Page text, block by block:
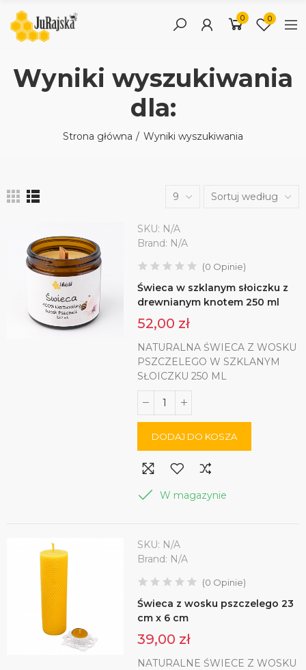
0 0
Wyniki wyszukiwania
dla:
Strona główna Wyniki wyszukiwania
9 Sortuj według
SKU: N/A
Brand: N/A
(0 Opinie)
Świeca w szklanym słoiczku z
drewnianym knotem 250 ml
52,00 zł
NATURALNA ŚWIECA Z WOSKU
PSZCZELEGO W SZKLANYM
SŁOICZKU 250 ML
DODAJ DO KOSZA
W magazynie
SKU: N/A
Brand: N/A
(0 Opinie)
Świeca z wosku pszczelego 23
cm x 6 cm
39,00 zł
NATURALNE ŚWIECE Z WOSKU